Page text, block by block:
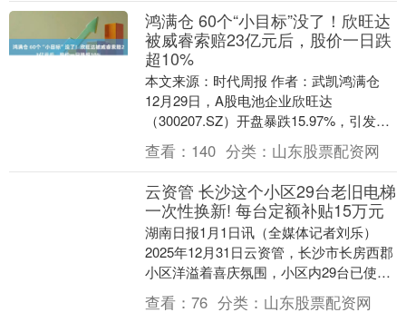
鸿满仓 60个“小目标”没了！欣旺达
被威睿索赔23亿元后，股价一日跌
超10%
本文来源：时代周报 作者：武凯鸿满仓
12月29日，A股电池企业欣旺达
（300207.SZ）开盘暴跌15.97%，引发市
场关注。此前在12月26日，欣旺达公告
称....
查看： 140 分类： 山东股票配资网
云资管 长沙这个小区29台老旧电梯
一次性换新! 每台定额补贴15万元
湖南日报1月1日讯（全媒体记者刘乐）
2025年12月31日云资管，长沙市长房西郡
小区洋溢着喜庆氛围，小区内29台已使用
超15年的老旧电梯，正式开工更换。 （开
工....
查看： 76 分类： 山东股票配资网